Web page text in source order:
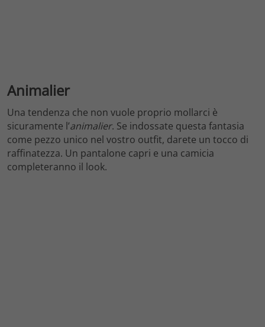
Animalier
Una tendenza che non vuole proprio mollarci è
sicuramente l’animalier. Se indossate questa fantasia
come pezzo unico nel vostro outfit, darete un tocco di
raffinatezza. Un pantalone capri e una camicia
completeranno il look.